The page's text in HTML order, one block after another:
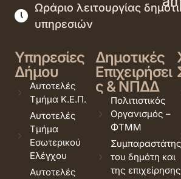
Ωράριο λειτουργίας
υπηρεσιών
Υπηρεσίες
Δήμου
Αυτοτελές
Τμήμα Κ.Ε.Π.
Αυτοτελές
Τμήμα
Εσωτερικού
Ελέγχου
Αυτοτελές
Δημοτικές
Επιχειρήσει
ς & ΝΠΔΔ
Πολιτιστικός
Οργανισμός –
ΦΤΜΜ
Συμπαραστάτης
του δημότη και
της επιχείρησης